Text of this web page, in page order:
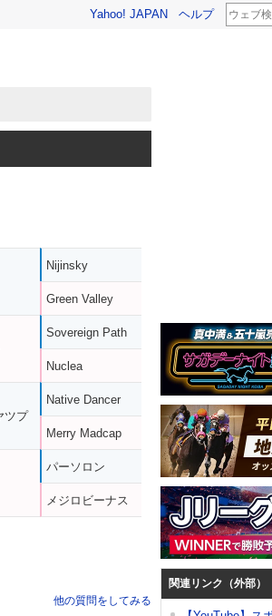
Yahoo! JAPAN ヘルプ
ツプ
Nijinsky
Green Valley
Sovereign Path
Nuclea
Native Dancer
Merry Madcap
パーソロン
メジロビーナス
他の質問をしてみる
関連リンク（外部）